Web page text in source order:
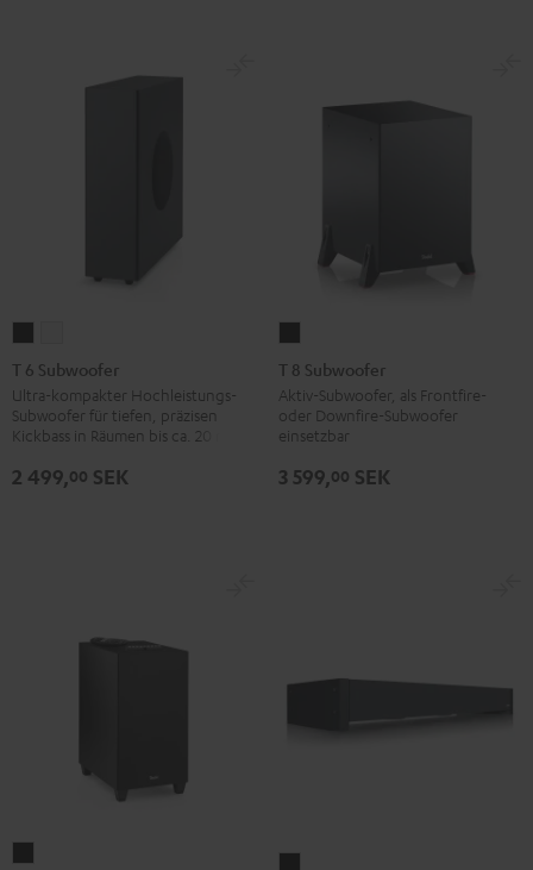
6
Subwoofer
Schwarz
Subwoofer
Weiß
T 6 Subwoofer
Ultra-kompakter Hochleistungs-
Subwoofer für tiefen, präzisen
Kickbass in Räumen bis ca. 20 m²
2 499,00 SEK
8
Subwoofer
Schwarz
T 8 Subwoofer
Aktiv-Subwoofer, als Frontfire-
oder Downfire-Subwoofer
einsetzbar
3 599,00 SEK